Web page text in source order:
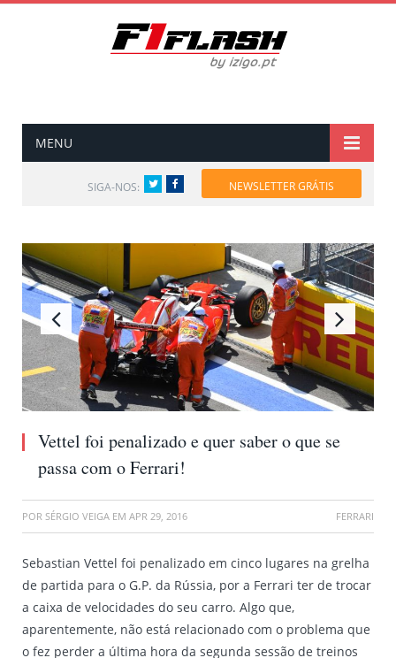
MENU
SIGA-NOS: TwitterFacebook NEWSLETTER GRÁTIS
Vettel foi penalizado e quer saber o que se
passa com o Ferrari!
POR SÉRGIO VEIGA EM APR 29, 2016 FERRARI
Sebastian Vettel foi penalizado em cinco lugares na grelha
de partida para o G.P. da Rússia, por a Ferrari ter de trocar
a caixa de velocidades do seu carro. Algo que,
aparentemente, não está relacionado com o problema que
o fez perder a última hora da segunda sessão de treinos